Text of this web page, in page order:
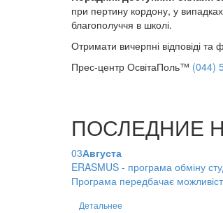
при пертину кордону, у
благополуччя в школі.
Отримати вичерпні відповіді
Прес-центр ОсвітаПоль™ (044)
ПОСЛЕДНИЕ
03Августа
ERASMUS - програма обміну
Програма передбачає
Детальнее